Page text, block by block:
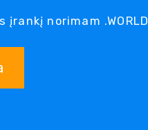
įrankį norimam .WORLD